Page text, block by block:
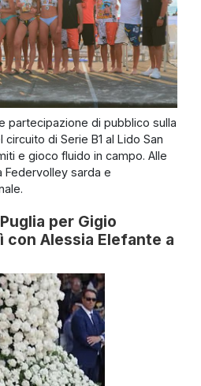
partecipazione di pubblico sulla
di Serie B1 al Lido San
e gioco fluido in campo. Alle
Federvolley sarda e
per Gigio
con Alessia Elefante a